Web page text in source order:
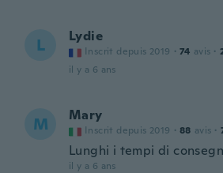
L Lydie
Inscrit depuis 2019 · 74 avis ·
il y a 6 ans
M Mary
Inscrit depuis 2019 · 88 avis ·
Lunghi i tempi di
il y a 6 ans